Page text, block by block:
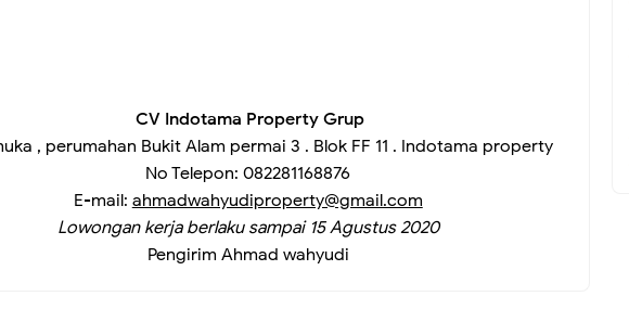
CV Indotama Property Grup
, perumahan Bukit Alam permai 3 . Blok FF 11 . Indotama property
No Telepon: 082281168876
E-mail: ahmadwahyudiproperty@gmail.com
Lowongan kerja berlaku sampai 15 Agustus 2020
Pengirim Ahmad wahyudi